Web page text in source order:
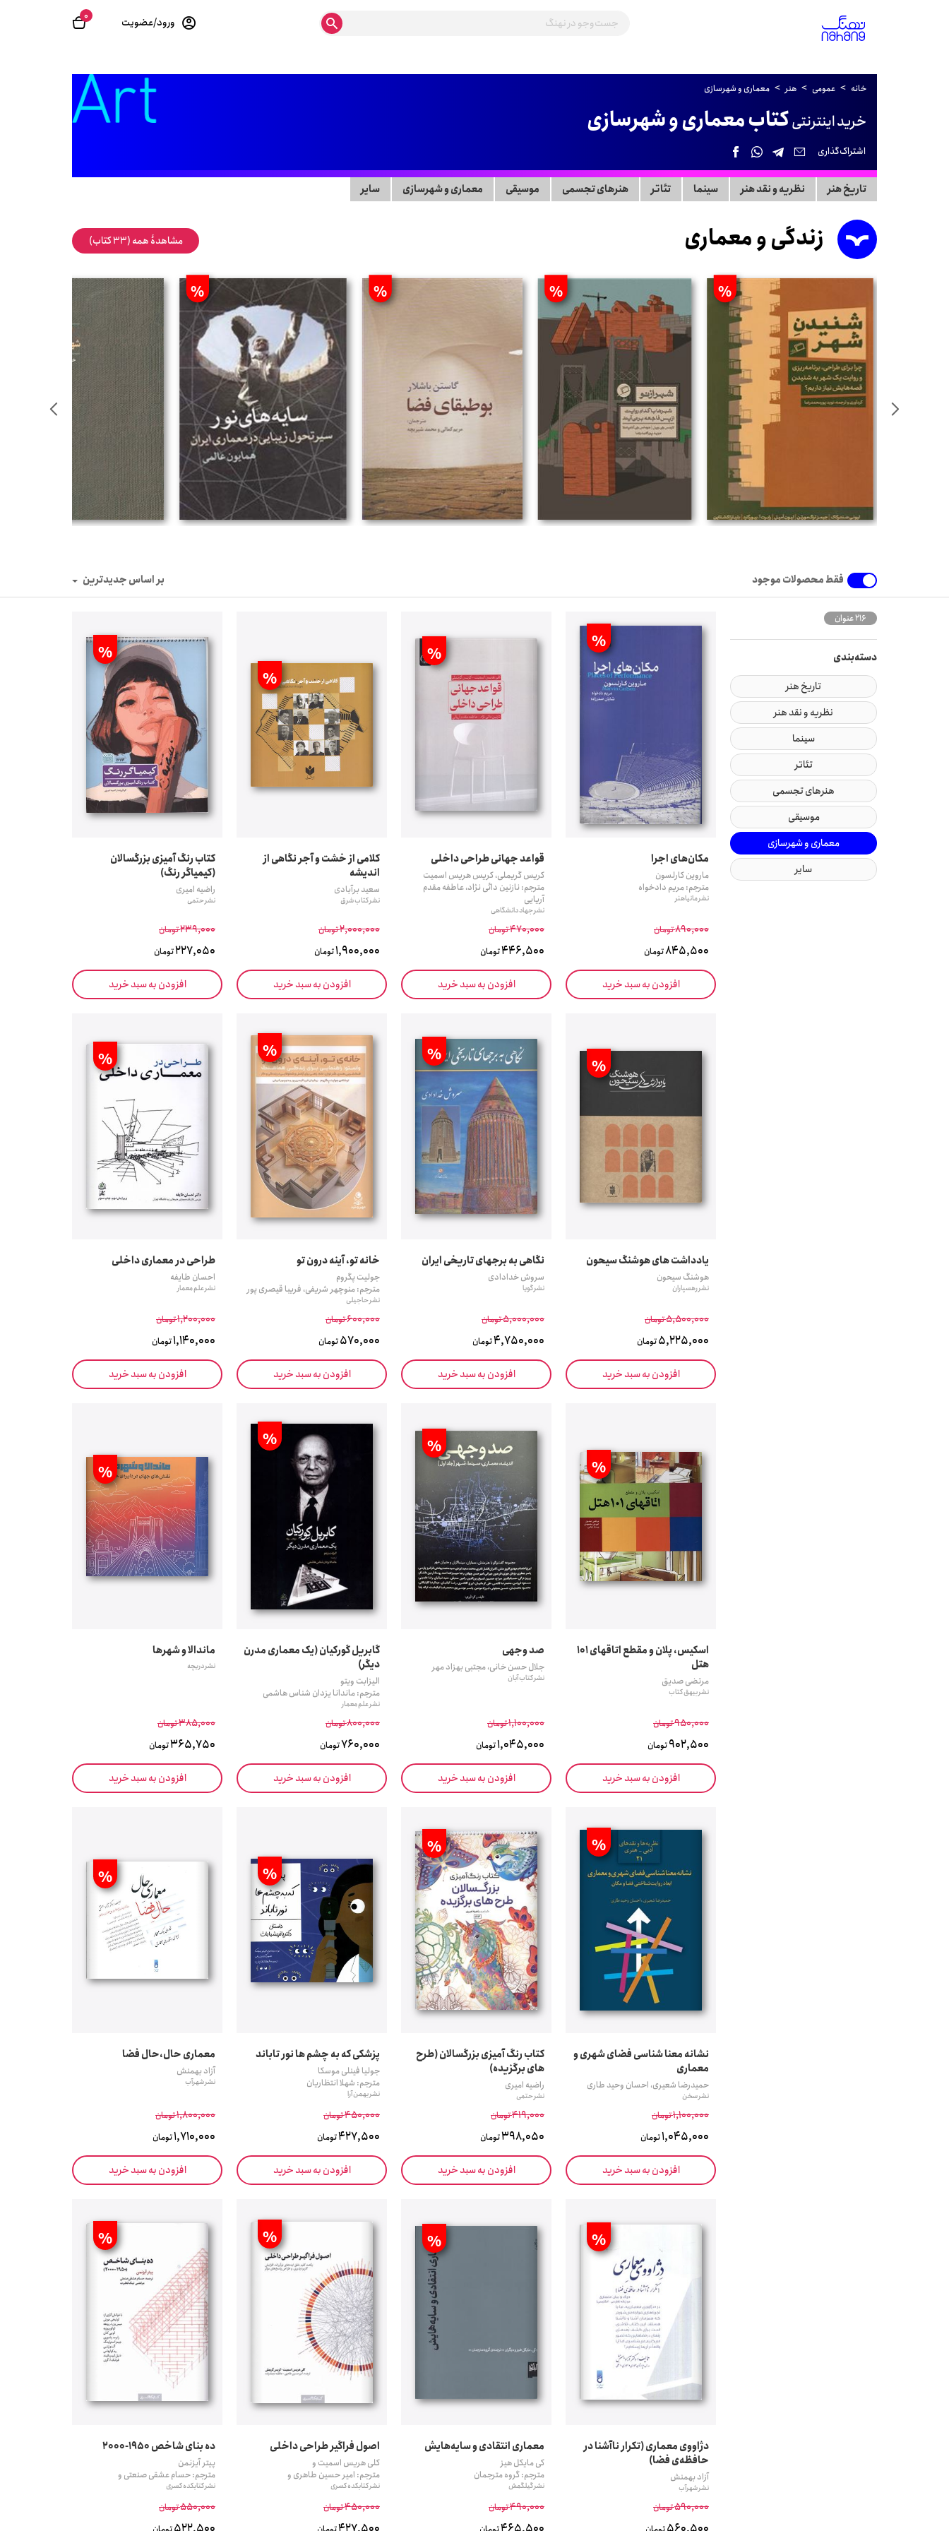
0 ورود/عضویت
خانه عمومی هنر معماری و شهرسازی
خرید اینترنتیکتاب معماری و شهرسازی
اشتراک‌گذاری
تاریخ هنر نظریه و نقد هنر سینما تئاتر هنرهای تجسمی موسیقی معماری و شهرسازی سایر
زندگی و معماری مشاهدۀ همه (33 کتاب)
%
تومان
%
%
%
تومان
فقط محصولات موجود بر اساس جدیدترین
216 عنوان
دسته‌بندی
تاریخ هنر
نظریه و نقد هنر
سینما
تئاتر
هنرهای تجسمی
موسیقی
معماری و شهرسازی
سایر
%
مکان‌های اجرا
ماروین کارلسون
مترجم: مریم دادخواه
نشر مانیاهنر
890,000تومان
845,500تومان
افزودن به سبد خرید
%
قواعد جهانی طراحی داخلی
کریس گریملی، کریس هریس اسمیت
مترجم: نازنین دائی نژاد، عاطفه مقدم‌
آریایی
نشر جهاد دانشگاهی
470,000تومان
446,500تومان
افزودن به سبد خرید
%
کلامی از خشت و آجر نگاهی از
اندیشه
سعید برآبادی
نشر کتاب شرق
2,000,000تومان
1,900,000تومان
افزودن به سبد خرید
%
کتاب رنگ آمیزی بزرگسالان
(کیمیاگر رنگ)
راضیه امیری
نشر حتمی
239,000تومان
227,050تومان
افزودن به سبد خرید
%
یادداشت های هوشنگ سیحون
هوشنگ سیحون
نشر رهسپاران
5,500,000تومان
5,225,000تومان
افزودن به سبد خرید
%
نگاهی به برجهای تاریخی ایران
سروش خدادادی
نشر گویا
5,000,000تومان
4,750,000تومان
افزودن به سبد خرید
%
خانه تو، آینه درون تو
جولیت پگروم
مترجم: منوچهر شریفی، فریبا قیصری پور
نشر حاجیلی
600,000تومان
570,000تومان
افزودن به سبد خرید
%
طراحی در معماری داخلی
احسان طایفه
نشر علم معمار
1,200,000تومان
1,140,000تومان
افزودن به سبد خرید
%
اسکیس، پلان و مقطع اتاقهای 101
هتل
مرتضی صدیق
نشر بیهق کتاب
950,000تومان
902,500تومان
افزودن به سبد خرید
%
صد وجهی
جلال حسن خانی، مجتبی بهزاد مهر
نشر کتاب آبان
1,100,000تومان
1,045,000تومان
افزودن به سبد خرید
%
گابریل گورکیان (یک معماری مدرن
دیگر)
الیزابت ویتو
مترجم: ماندانا یزدان شناس هاشمی
نشر علم معمار
800,000تومان
760,000تومان
افزودن به سبد خرید
%
ماندالا و شهرها
نشر دریچه
385,000تومان
365,750تومان
افزودن به سبد خرید
%
نشانه معنا شناسی فضای شهری و
معماری
حمیدرضا شعیری، احسان وحید طاری
نشر سخن
1,100,000تومان
1,045,000تومان
افزودن به سبد خرید
%
کتاب رنگ آمیزی بزرگسالان (طرح
های برگزیده)
راضیه امیری
نشر حتمی
419,000تومان
398,050تومان
افزودن به سبد خرید
%
پزشکی که به چشم ها نور تاباند
جولیا فینلی موسکا
مترجم: شهلا انتظاریان
نشر بهمن آرا
450,000تومان
427,500تومان
افزودن به سبد خرید
%
معماری حال،حال فضا
آزاد بهمنش
نشر شهرآب
1,800,000تومان
1,710,000تومان
افزودن به سبد خرید
%
دژاووی معماری (تکرار ناآشنا در
حافظه‌ی فضا)
آزاد بهمنش
نشر شهرآب
590,000تومان
%
معماری انتقادی و سایه‌هایش
کی مایکل هیز
مترجم: گروه مترجمان
نشر گیلگمش
490,000تومان
%
اصول فراگیر طراحی داخلی
کلی هریس اسمیت و
مترجم: امیر حسین طاهری و
نشر کتابکده کسری
450,000تومان
%
ده بنای شاخص 1950-2000
پیتر آیزنمن
مترجم: حسام عشقی صنعتی و
نشر کتابکده کسری
550,000تومان